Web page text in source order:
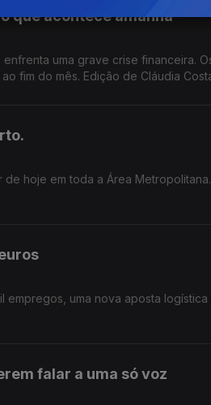
que acontece amanhã
uma grave crise financeira.
fim do mês. Edição de Cláudia
hoje em toda a Área
falar a uma só voz